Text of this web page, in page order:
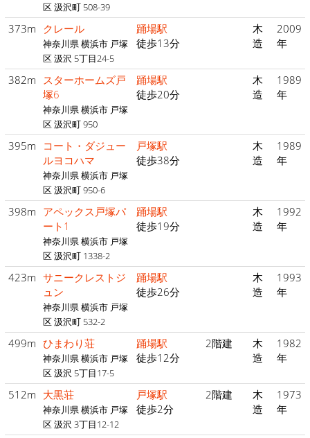
区 汲沢町 508-39
373m クレール
神奈川県 横浜市 戸塚
区 汲沢 5丁目24-5
踊場駅
徒歩13分
木
造
2009
年
382m スターホームズ戸
塚6
神奈川県 横浜市 戸塚
区 汲沢町 950
踊場駅
徒歩20分
木
造
1989
年
395m
コート・ダジュー
ルヨコハマ
神奈川県 横浜市 戸塚
区 汲沢町 950-6
戸塚駅
徒歩38分
木
造
1989
年
398m アペックス戸塚パ
ート1
神奈川県 横浜市 戸塚
区 汲沢町 1338-2
踊場駅
徒歩19分
木
造
1992
年
423m サニークレストジ
ュン
神奈川県 横浜市 戸塚
区 汲沢町 532-2
踊場駅
徒歩26分
木
造
1993
年
499m ひまわり荘
神奈川県 横浜市 戸塚
区 汲沢 5丁目17-5
踊場駅
徒歩12分
2階建
木
造
1982
年
512m 大黒荘
神奈川県 横浜市 戸塚
区 汲沢 3丁目12-12
戸塚駅
徒歩2分
2階建
木
造
1973
年